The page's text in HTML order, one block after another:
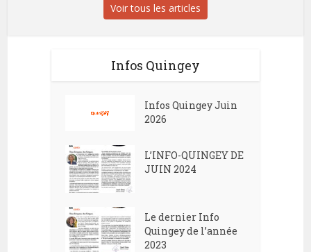
Voir tous les articles
Infos Quingey
Infos Quingey Juin
2026
L’INFO-QUINGEY DE
JUIN 2024
Le dernier Info
Quingey de l’année
2023